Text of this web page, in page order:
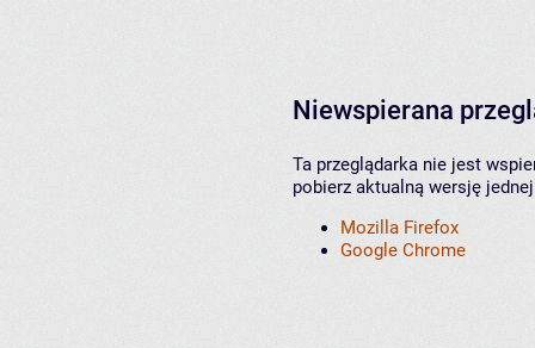
Niewspierana
Ta przeglądarka nie jest
pobierz aktualną wersję
Mozilla Firefox
Google Chrome